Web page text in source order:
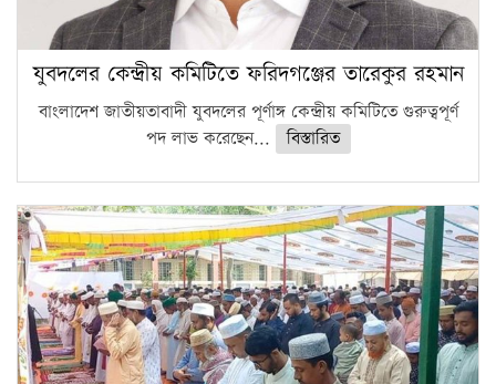
যুবদলের কেন্দ্রীয় কমিটিতে ফরিদগঞ্জের তারেকুর রহমান
বাংলাদেশ জাতীয়তাবাদী যুবদলের পূর্ণাঙ্গ কেন্দ্রীয় কমিটিতে গুরুত্বপূর্ণ
পদ লাভ করেছেন...
বিস্তারিত